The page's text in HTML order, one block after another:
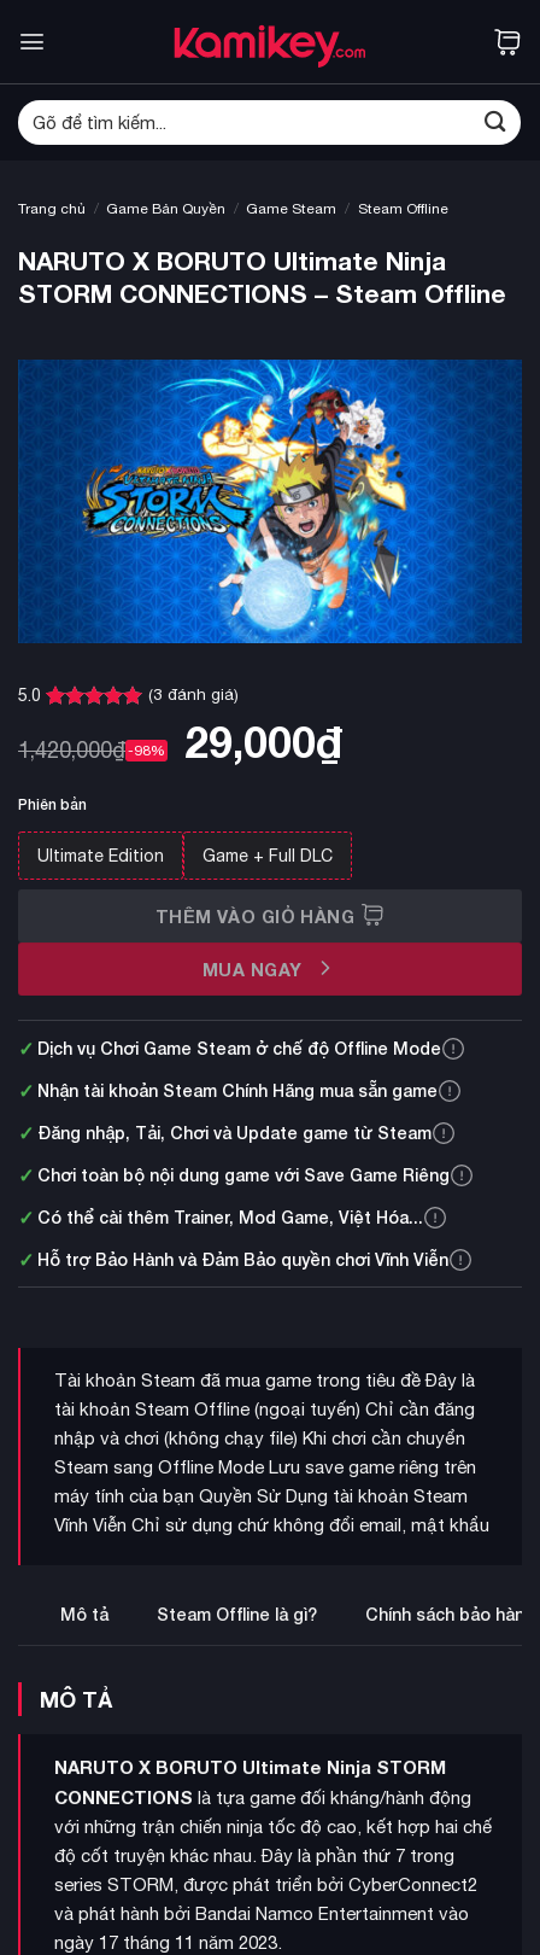
qua
dung
Tìm
kiếm:
Trang chủ / Game Bản Quyền / Game Steam / Steam Offline
NARUTO X BORUTO Ultimate Ninja
STORM CONNECTIONS – Steam Offline
5.0
dựa trên
đánh giá
(3 đánh giá)
1,420,000₫-98% 29,000₫
Phiên bản
Ultimate Edition Game + Full DLC
THÊM VÀO GIỎ HÀNG
MUA NGAY
✓ Dịch vụ Chơi Game Steam ở chế độ Offline Mode
✓ Nhận tài khoản Steam Chính Hãng mua sẵn game
✓ Đăng nhập, Tải, Chơi và Update game từ Steam
✓ Chơi toàn bộ nội dung game với Save Game Riêng
✓ Có thể cài thêm Trainer, Mod Game, Việt Hóa...
✓ Hỗ trợ Bảo Hành và Đảm Bảo quyền chơi Vĩnh Viễn
Tài khoản Steam đã mua game trong tiêu đề Đây là
tài khoản Steam Offline (ngoại tuyến) Chỉ cần đăng
nhập và chơi (không chạy file) Khi chơi cần chuyển
Steam sang Offline Mode Lưu save game riêng trên
máy tính của bạn Quyền Sử Dụng tài khoản Steam
Vĩnh Viễn Chỉ sử dụng chứ không đổi email, mật khẩu
Mô tả Steam Offline là gì? Chính sách bảo hành
MÔ TẢ
NARUTO X BORUTO Ultimate Ninja STORM
CONNECTIONS là tựa game đối kháng/hành động
với những trận chiến ninja tốc độ cao, kết hợp hai chế
độ cốt truyện khác nhau. Đây là phần thứ 7 trong
series STORM, được phát triển bởi CyberConnect2
và phát hành bởi Bandai Namco Entertainment vào
ngày 17 tháng 11 năm 2023.